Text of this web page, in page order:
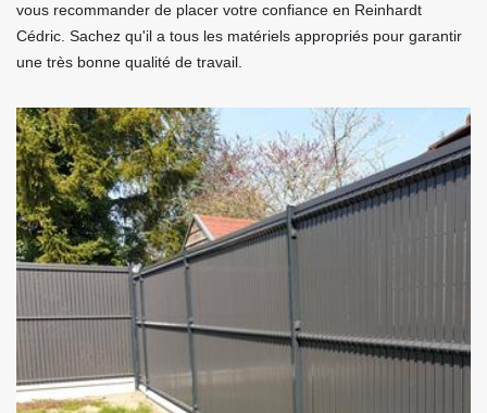
vous recommander de placer votre confiance en Reinhardt
Cédric. Sachez qu'il a tous les matériels appropriés pour garantir
une très bonne qualité de travail.